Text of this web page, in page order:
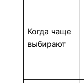
Когда чаще
выбирают